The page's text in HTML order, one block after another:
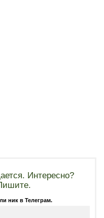
Интересно?
ник в Телеграм.